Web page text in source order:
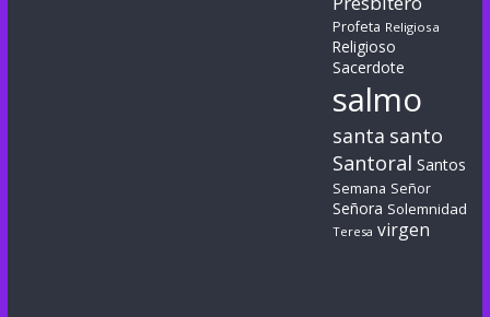
Profeta Religiosa
Religioso
Sacerdote
salmo
santa santo
Santoral Santos
Semana Señor
Señora Solemnidad
Teresa virgen